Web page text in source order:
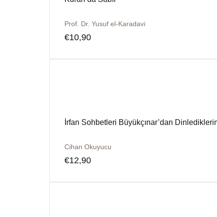
Prof. Dr. Yusuf el-Karadavi
€10,90
İrfan Sohbetleri Büyükçınar’dan
Cihan Okuyucu
€12,90